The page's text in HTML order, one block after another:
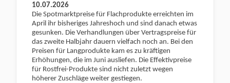
10.07.2026
Die Spotmarktpreise für Flachprodukte erreichten im
April ihr bisheriges Jahreshoch und sind danach etwas
gesunken. Die Verhandlungen über Vertragspreise für
das zweite Halbjahr dauern vielfach noch an. Bei den
Preisen für Langprodukte kam es zu kräftigen
Erhöhungen, die im Juni ausliefen. Die Effektivpreise
für Rostfrei-Produkte sind nicht zuletzt wegen
höherer Zuschläge weiter gestiegen.